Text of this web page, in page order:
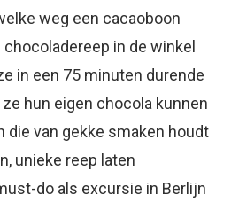
weg een cacaoboon
in de winkel
in een 75 minuten durende
hun eigen chocola kunnen
die van gekke smaken houdt
unieke reep laten
do als excursie in Berlijn